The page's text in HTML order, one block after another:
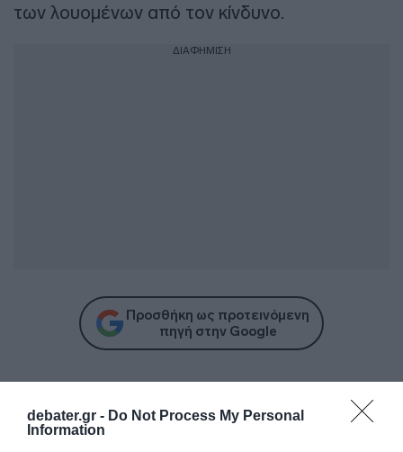
debater.gr - Do Not Process My Personal
Information
των λουομένων από τον κίνδυνο.
ΔΙΑΦΗΜΙΣΗ
Προσθήκη ως προτεινόμενη
πηγή στην Google